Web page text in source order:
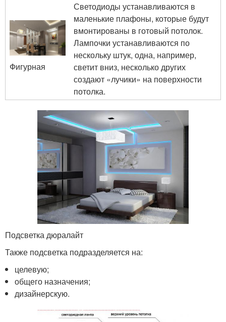
Фигурная
Светодиоды устанавливаются в
маленькие плафоны, которые будут
вмонтированы в готовый потолок.
Лампочки устанавливаются по
нескольку штук, одна, например,
светит вниз, несколько других
создают «лучики» на поверхности
потолка.
Подсветка дюралайт
Также подсветка подразделяется на:
целевую;
общего назначения;
дизайнерскую.